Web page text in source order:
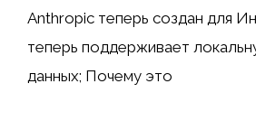
Anthropic теперь создан для
теперь поддерживает
данных; Почему это